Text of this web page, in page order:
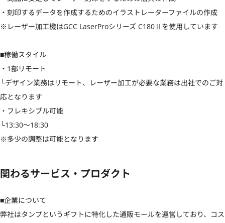
・刻印するデータを作成するためのイラストレーターファイルの作成
※レーザー加工機はGCC LaserProシリーズ C180Ⅱを使用しています
■稼働スタイル
・1部リモート
└デザイン業務はリモート、レーザー加工が必要な業務は出社でのご対
応となります
・フレキシブル可能
└13:30〜18:30
※多少の調整は可能となります
関わるサービス・プロダクト
■企業について
弊社はタンプというギフトに特化した通販モールを運営しており、コス